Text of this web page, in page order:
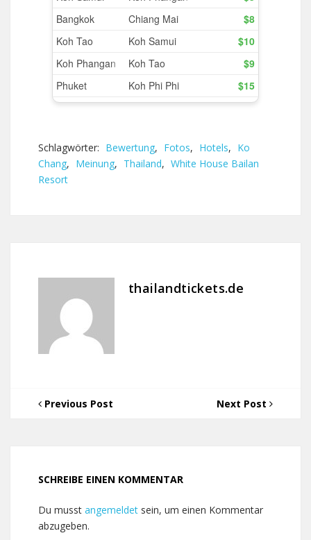
Schlagwörter: Bewertung, Fotos, Hotels, Ko
Chang, Meinung, Thailand, White House Bailan
Resort
thailandtickets.de
Previous Post Next Post
SCHREIBE EINEN KOMMENTAR
Du musst angemeldet sein, um einen Kommentar
abzugeben.